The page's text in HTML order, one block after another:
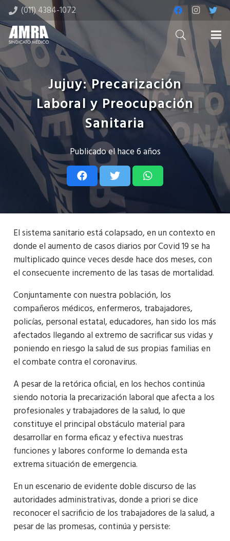
(011) 4384-1072
Jujuy: Precarización
Laboral y Preocupación
Sanitaria
Publicado elhace 6 años
El sistema sanitario está colapsado, en un contexto en
donde el aumento de casos diarios por Covid 19 se ha
multiplicado quince veces desde hace dos meses, con
el consecuente incremento de las tasas de mortalidad.
Conjuntamente con nuestra población, los
compañeros médicos, enfermeros, trabajadores,
policías, personal estatal, educadores, han sido los más
afectados llegando al extremo de sacrificar sus vidas y
poniendo en riesgo la salud de sus propias familias en
el combate contra el coronavirus.
A pesar de la retórica oficial, en los hechos continúa
siendo notoria la precarización laboral que afecta a los
profesionales y trabajadores de la salud, lo que
constituye el principal obstáculo material para
desarrollar en forma eficaz y efectiva nuestras
funciones y labores conforme lo demanda esta
extrema situación de emergencia.
En un escenario de evidente doble discurso de las
autoridades administrativas, donde a priori se dice
reconocer el sacrificio de los trabajadores de la salud, a
pesar de las promesas, continúa y persiste: